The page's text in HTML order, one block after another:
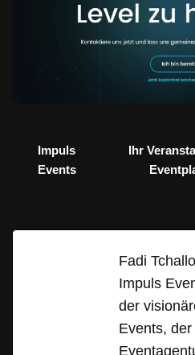
Impuls
Events
Ihr
Fadi
Impuls
der
Events,